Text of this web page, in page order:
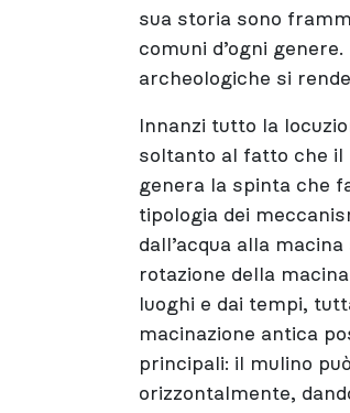
sua storia sono
comuni d’ogni
archeologiche si
Innanzi tutto la
soltanto al fatto che il
genera la spinta che
tipologia dei
dall’acqua alla
rotazione della
luoghi e dai tempi,
macinazione antica
principali: il mulino
orizzontalmente,